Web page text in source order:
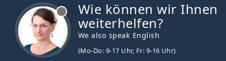
Wie können wir Ihnen
weiterhelfen?
We also speak English
(Mo-Do: 9-17 Uhr, Fr: 9-16 Uhr)